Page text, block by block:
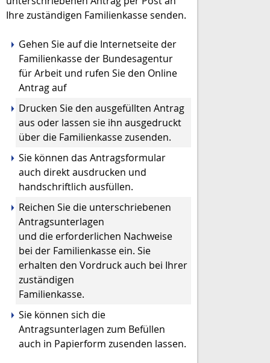
Ihre zuständigen Familienkasse senden.
Gehen Sie auf die Internetseite der
Familienkasse der Bundesagentur
für Arbeit und rufen Sie den Online
Antrag auf
Drucken Sie den ausgefüllten Antrag
aus oder lassen sie ihn ausgedruckt
über die Familienkasse zusenden.
Sie können das Antragsformular
auch direkt ausdrucken und
handschriftlich ausfüllen.
Reichen Sie die unterschriebenen
Antragsunterlagen
und die erforderlichen Nachweise
bei der Familienkasse ein. Sie
erhalten den Vordruck auch bei Ihrer
zuständigen
Familienkasse.
Sie können sich die
Antragsunterlagen zum Befüllen
auch in Papierform zusenden lassen.